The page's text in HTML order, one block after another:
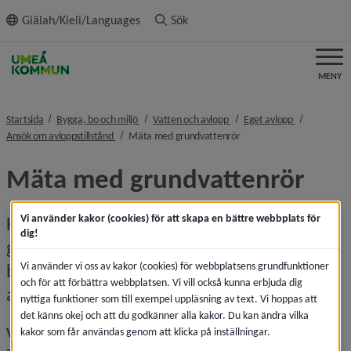
innehållet
Giälah/Kieli/Languages Sök
MENY
Startsida Bygga, bo och miljö nivå i brödsmulenavigeringen
Vatten och avlopp nivå i brödsmulenavigeringen
Eget avlopp nivå i
Ansök om avloppstillstånd nivå i brödsmulenavigeringen
Mäta med grundvattenrörnivå i
Mäta med grundvattenrör
Här får du veta hur du mäter
grundvattennivån med grundvattenrör –
både inför ansökan om avlopp och när
anläggningen är i drift.
Varför använda grundvattenrör?
Vi använder kakor (cookies) för att skapa en bättre webbplats för
dig!
Vi använder vi oss av kakor (cookies) för webbplatsens grundfunktioner
och för att förbättra webbplatsen. Vi vill också kunna erbjuda dig
nyttiga funktioner som till exempel uppläsning av text. Vi hoppas att
det känns okej och att du godkänner alla kakor. Du kan ändra vilka
kakor som får användas genom att klicka på inställningar.